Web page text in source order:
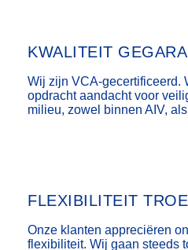
KWALITEIT
Wij zijn VCA-gecertificeerd.
opdracht aandacht voor
milieu, zowel binnen AIV,
FLEXIBILITEIT
Onze klanten appreciëren
flexibiliteit. Wij gaan steeds